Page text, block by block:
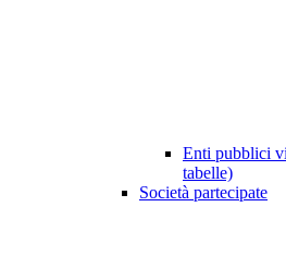
Enti pubblici
tabelle)
Società partecipate